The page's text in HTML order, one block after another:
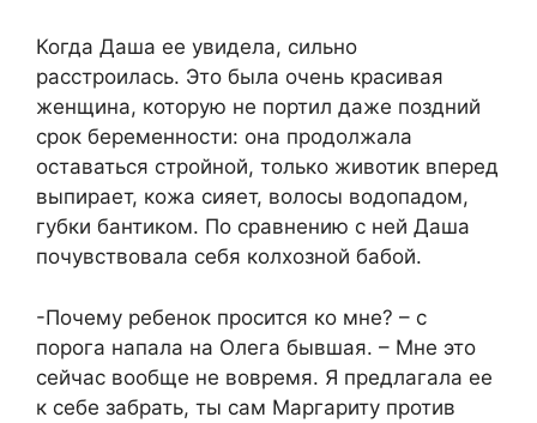
Когда Даша ее увидела, сильно
расстроилась. Это была очень красивая
женщина, которую не портил даже поздний
срок беременности: она продолжала
оставаться стройной, только животик вперед
выпирает, кожа сияет, волосы водопадом,
губки бантиком. По сравнению с ней Даша
почувствовала себя колхозной бабой.
-Почему ребенок просится ко мне? – с
порога напала на Олега бывшая. – Мне это
сейчас вообще не вовремя. Я предлагала ее
к себе забрать, ты сам Маргариту против